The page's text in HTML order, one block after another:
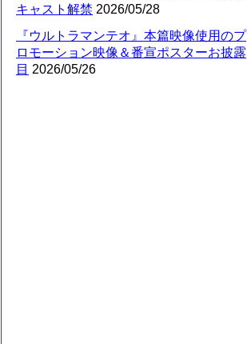
キャスト解禁 2026/05/28
『ウルトラマンテオ』本篇映像使用のプ
ロモーション映像＆番宣ポスターお披露
目 2026/05/26